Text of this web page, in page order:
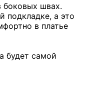
боковых швах.
подкладке, а это
в платье
будет самой